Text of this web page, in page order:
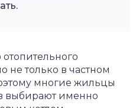
не только в частном
многие жильцы
выбирают именно